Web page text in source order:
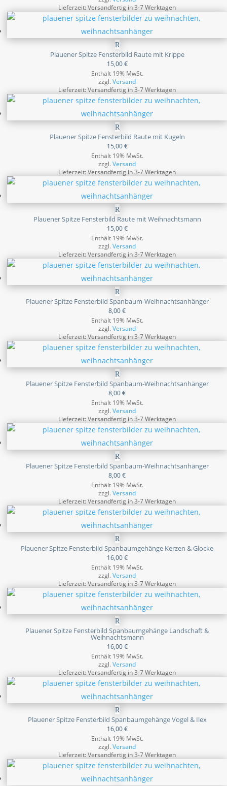
Lieferzeit: Versandfertig in 3-7 Werktagen
Plauener Spitze Fensterbild Raute mit Krippe
15,00€
Enthält 19% MwSt.
zzgl.Versand
Lieferzeit: Versandfertig in 3-7 Werktagen
Plauener Spitze Fensterbild Raute mit Kugeln
15,00€
Enthält 19% MwSt.
zzgl.Versand
Lieferzeit: Versandfertig in 3-7 Werktagen
Plauener Spitze Fensterbild Raute mit Weihnachtsmann
15,00€
Enthält 19% MwSt.
zzgl.Versand
Lieferzeit: Versandfertig in 3-7 Werktagen
Plauener Spitze Fensterbild Spanbaum-Weihnachtsanhänger
8,00€
Enthält 19% MwSt.
zzgl.Versand
Lieferzeit: Versandfertig in 3-7 Werktagen
Plauener Spitze Fensterbild Spanbaum-Weihnachtsanhänger
8,00€
Enthält 19% MwSt.
zzgl.Versand
Lieferzeit: Versandfertig in 3-7 Werktagen
Plauener Spitze Fensterbild Spanbaum-Weihnachtsanhänger
8,00€
Enthält 19% MwSt.
zzgl.Versand
Lieferzeit: Versandfertig in 3-7 Werktagen
Plauener Spitze Fensterbild Spanbaumgehänge Kerzen & Glocke
16,00€
Enthält 19% MwSt.
zzgl.Versand
Lieferzeit: Versandfertig in 3-7 Werktagen
Plauener Spitze Fensterbild Spanbaumgehänge Landschaft &
Weihnachtsmann
16,00€
Enthält 19% MwSt.
zzgl.Versand
Lieferzeit: Versandfertig in 3-7 Werktagen
Plauener Spitze Fensterbild Spanbaumgehänge Vogel & Ilex
16,00€
Enthält 19% MwSt.
zzgl.Versand
Lieferzeit: Versandfertig in 3-7 Werktagen